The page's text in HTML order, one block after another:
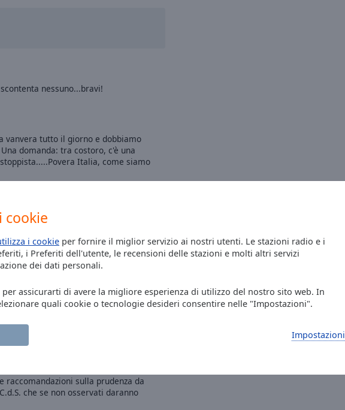
cookie
i cookie per fornire il miglior servizio ai nostri utenti. Le stazioni radio e i
i Preferiti dell'utente, le recensioni delle stazioni e molti altri servizi
dei dati personali.
per assicurarti di avere la migliore esperienza di utilizzo del nostro sito web. In
quali cookie o tecnologie desideri consentire nelle "Impostazioni".
Impostazioni
nessuno...bravi!
vanvera tutto il giorno e dobbiamo
domanda: tra costoro, c'è una
Italia, come siamo
notizie sul traffico spesso
proprio; programmi che sembrano
in dolce compagnia di
merita la musica ,con brani
corso , senza tralasciare le
sulla prudenza da
che se non osservati daranno